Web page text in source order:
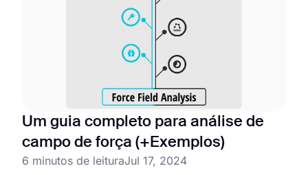
Um guia completo para análise de
campo de força (+Exemplos)
6 minutos de leituraJul 17, 2024